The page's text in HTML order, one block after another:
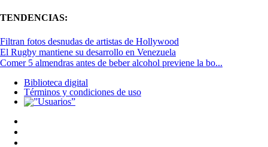
TENDENCIAS:
Filtran fotos desnudas de artistas de Hollywood
El Rugby mantiene su desarrollo en Venezuela
Comer 5 almendras antes de beber alcohol previene la bo...
Biblioteca digital
Términos y condiciones de uso